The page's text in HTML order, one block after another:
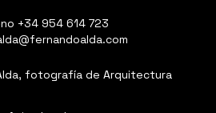
+34 954 614 723
fotografía de Arquitectura